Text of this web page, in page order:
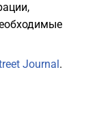
Journal .